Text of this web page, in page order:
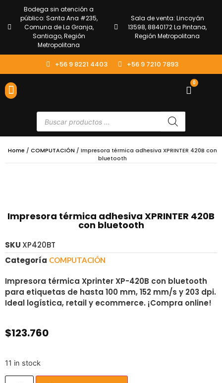
Bodega sin atención a
público: Santa Ana #235,
Comuna de La Granja,
Santiago, Región
Metropolitana
Sala de venta: Lincoyán
13598, 8840172 La Pintana,
Región Metropolitana
+56 9 8221 4403 +56 9 7210 7893
0
Home / COMPUTACIÓN / Impresora térmica adhesiva XPRINTER 420B con
bluetooth
Impresora térmica adhesiva XPRINTER 420B
con bluetooth
SKU XP420BT
Categoría COMPUTACIÓN
Impresora térmica Xprinter XP-420B con bluetooth
para etiquetas de hasta 100 mm, 152 mm/s y 203 dpi.
Ideal logística, retail y ecommerce. ¡Compra online!
$123.760
11 in stock